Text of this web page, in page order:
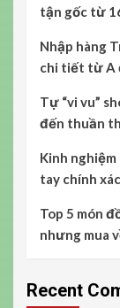
tận gốc từ
Nhập hàng
chi tiết từ A
Tự “vi vu”
đến thuần
Kinh
tay chính
Top 5 món
nhưng mua
Recent